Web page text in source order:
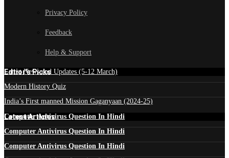
Privacy Policy
Feedback
Help & Support
Edtior's Picks
Latest News and Updates (5-12 March)
Modern History Quiz
India’s First manned Mission Gaganyaan (2024-25)
Latest Articles
Computer Antivirus Question In Hindi
Computer Antivirus Question In Hindi
Computer Antivirus Question In Hindi